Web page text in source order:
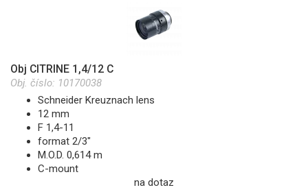
Obj CITRINE 1,4/12 C
Obj. číslo: 10170038
Schneider Kreuznach lens
12 mm
F 1,4-11
format 2/3"
M.O.D. 0,614 m
C-mount
na dotaz